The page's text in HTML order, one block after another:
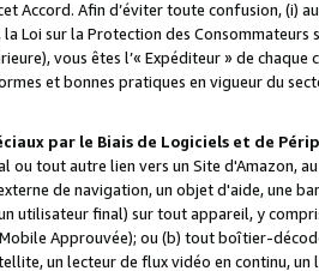
Accord. Afin d’éviter toute confusion, (i)
Loi sur la Protection des
vous êtes l’« Expéditeur » de
et bonnes pratiques en vigueur du
par le Biais de Logiciels et de
ou tout autre lien vers un Site d'Amazon,
de navigation, un objet d'aide, une
utilisateur final) sur tout appareil, y
Approuvée); ou (b) tout boîtier-
un lecteur de flux vidéo en continu,